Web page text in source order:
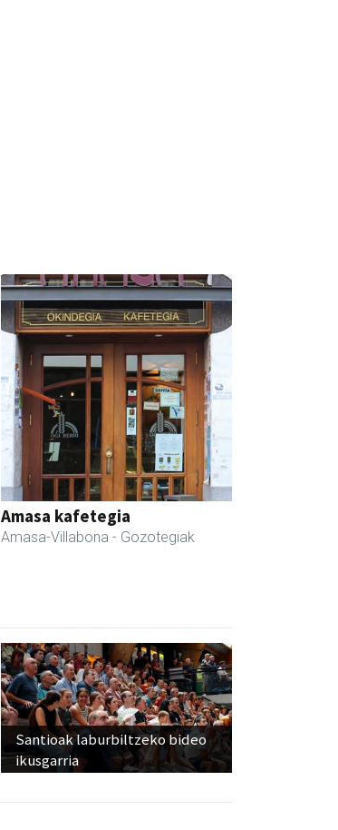
Amasa kafetegia
Amasa-Villabona - Gozotegiak
Santioak laburbiltzeko bideo
ikusgarria